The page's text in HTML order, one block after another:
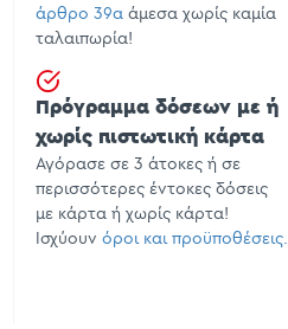
άρθρο 39α άμεσα χωρίς καμία
ταλαιπωρία!
Πρόγραμμα δόσεων με ή
χωρίς πιστωτική κάρτα
Αγόρασε σε 3 άτοκες ή σε
περισσότερες έντοκες δόσεις
με κάρτα ή χωρίς κάρτα!
Ισχύουν όροι και προϋποθέσεις.